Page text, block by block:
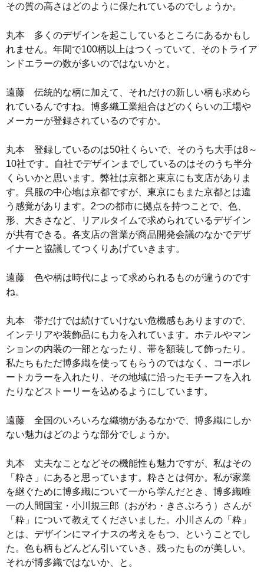
その質の高さはどのように保たれているのでしょうか。
丸本 多くのデザインを起こしているところにあるかもし
れません。年間で100柄以上はつくっていて、そのトライア
ンドエラーの数が多いのではないかと。
遠藤 伝統的な柄に加えて、それだけの新しい柄も求めら
れているんですね。博多織工業組合はどのくらいの工場や
メーカーが登録されているのですか。
丸本 登録しているのは50社くらいで、そのうち大手は8～
10社です。自社でデザインまでしているのはそのうち半分
くらいかと思います。弊社は京都と東京にも支店がありま
す。呉服の中心地は京都ですが、東京にもまた京都とは違
う感覚があります。2つの都市に拠点を持つことで、色、
形、大きさなど、リアルタイムで求められているデザイン
が共有できる。各支店の営業が商品開発会議のなかでデザ
イナーと協議してつくりあげていきます。
遠藤 色や柄は時代によって求められるものが違うのです
ね。
丸本 帯だけでは続けていけない危機感もありますので、
インテリアや装飾品にも力を入れています。ホテルやマン
ションの内装の一部となったり、帯を額装して飾ったり。
私たちもただ博多織を使ってもらうのではなく、コーポレ
ートカラーを入れたり、その地域に沿ったモチーフを入れ
たりなどストーリーを込めるようにしています。
遠藤 全国のいろいろな織物があるなかで、博多織にしか
ない魅力はどのような部分でしょうか。
丸本 丈夫なことなどその機能性も魅力ですが、私はその
「粋さ」にあると思っています。粋さとは何か。私が家業
を継ぐために博多織について一から学んだとき、博多織唯
一の人間国宝・小川規三郎（おがわ・きさぶろう）さんが
「粋」について教えてくださいました。小川さんの「粋」
とは、デザインにマイナスの考えをもつ、ということでし
た。色も柄もどんどん引いていき、残ったものが美しい。
それが博多織ではないか、と。